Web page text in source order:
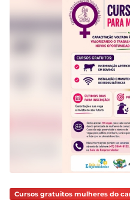
Cursos gratuitos mulheres do